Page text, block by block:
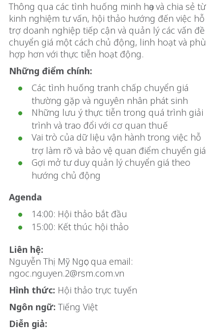
Thông qua các tình huống minh họa và chia sẻ từ
kinh nghiệm tư vấn, hội thảo hướng đến việc hỗ
trợ doanh nghiệp tiếp cận và quản lý các vấn đề
chuyển giá một cách chủ động, linh hoạt và phù
hợp hơn với thực tiễn hoạt động.
Những điểm chính:
Các tình huống tranh chấp chuyển giá
thường gặp và nguyên nhân phát sinh
Những lưu ý thực tiễn trong quá trình giải
trình và trao đổi với cơ quan thuế
Vai trò của dữ liệu vận hành trong việc hỗ
trợ làm rõ và bảo vệ quan điểm chuyển giá
Gợi mở tư duy quản lý chuyển giá theo
hướng chủ động
Agenda
14:00: Hội thảo bắt đầu
15:00: Kết thúc hội thảo
Liên hệ:
Nguyễn Thị Mỹ Ngọc qua email:
ngoc.nguyen.2@rsm.com.vn
Hình thức: Hội thảo trực tuyến
Ngôn ngữ: Tiếng Việt
Diễn giả: